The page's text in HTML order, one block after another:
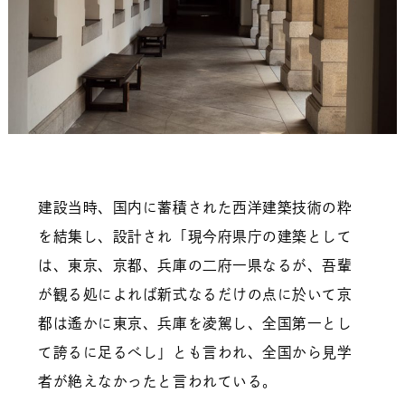
建設当時、国内に蓄積された西洋建築技術の粋
を結集し、設計され「現今府県庁の建築として
は、東京、京都、兵庫の二府一県なるが、吾輩
が観る処によれば新式なるだけの点に於いて京
都は遙かに東京、兵庫を凌駕し、全国第一とし
て誇るに足るべし」とも言われ、全国から見学
者が絶えなかったと言われている。